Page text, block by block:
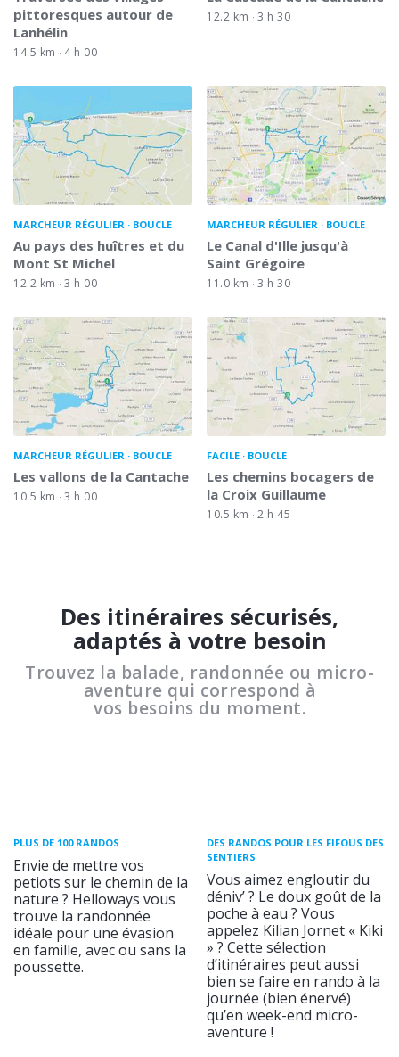
pittoresques autour de
Lanhélin
14.5 km 4 h 00
12.2 km 3 h 30
MARCHEUR RÉGULIER BOUCLE
Au pays des huîtres et du
Mont St Michel
12.2 km 3 h 00
MARCHEUR RÉGULIER BOUCLE
Le Canal d'Ille jusqu'à
Saint Grégoire
11.0 km 3 h 30
MARCHEUR RÉGULIER BOUCLE
Les vallons de la Cantache
10.5 km 3 h 00
FACILE BOUCLE
Les chemins bocagers de
la Croix Guillaume
10.5 km 2 h 45
Des itinéraires sécurisés,
adaptés à votre besoin
Trouvez la balade, randonnée ou micro-
aventure qui correspond à
vos besoins du moment.
PLUS DE 100 RANDOS
Envie de mettre vos
petiots sur le chemin de la
nature ? Helloways vous
trouve la randonnée
idéale pour une évasion
en famille, avec ou sans la
poussette.
DES RANDOS POUR LES FIFOUS DES
SENTIERS
Vous aimez engloutir du
déniv’ ? Le doux goût de la
poche à eau ? Vous
appelez Kilian Jornet « Kiki
» ? Cette sélection
d’itinéraires peut aussi
bien se faire en rando à la
journée (bien énervé)
qu’en week-end micro-
aventure !